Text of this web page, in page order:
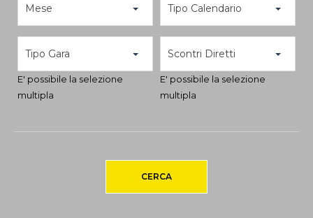
Mese Tipo Calendario
Tipo Gara
E' possibile la selezione
multipla
Scontri Diretti
E' possibile la selezione
multipla
CERCA